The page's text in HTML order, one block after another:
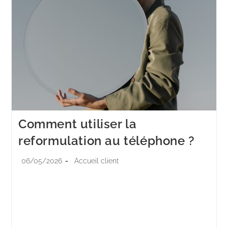
Comment utiliser la
reformulation au téléphone ?
06/05/2026 Accueil client